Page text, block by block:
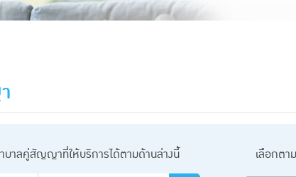
บาลคู่สัญญาที่ให้บริการได้ตามด้านล่างนี้ เลือกตา